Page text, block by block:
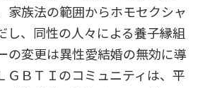
家族法の範囲からホモセクシャ
し、同性の人々による養子縁組
の変更は異性愛結婚の無効に導
ＧＢＴＩのコミュニティは、平